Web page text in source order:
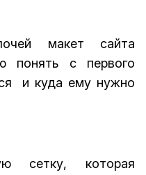
макет сайта
понять с первого
и куда ему нужно
сетку, которая